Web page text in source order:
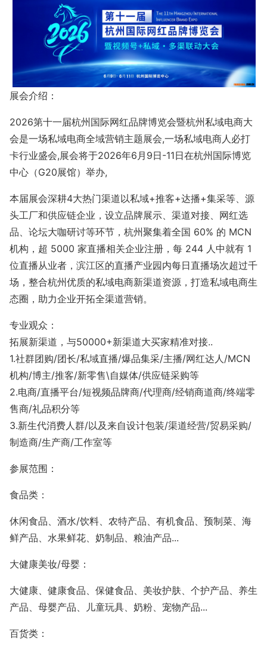
展会介绍：
2026第十一届杭州国际网红品牌博览会暨杭州私域电商大
会是一场私域电商全域营销主题展会,一场私域电商人必打
卡行业盛会,展会将于2026年6月 9日-11日在杭州国际博览
中心（G20展馆）举办,
本届展会深耕4大热门渠道以私域+推客+达播+集采等、源
头工厂和供应链企业，设立品牌展示、渠道对接、网红选
品、论坛大咖研讨等环节， 杭州聚集着全国 60% 的 MCN
机构，超 5000 家直播相关企业注册，每 244 人中就有 1
位直播从业者，滨江区的直播产业园内每日直播场次超过千
场 ， 整合杭州优质的私域电商新渠道资源，打造私域电商生
态圈，助力企业开拓全渠道营销。
专业观众 ：
拓展新渠道，与50000+新渠道大买家精准对接..
1.社群团购/团长/私域直播/爆品集采/主播/网红达人/MCN
机构/博主/推客/新零售\自媒体/供应链采购等
2.电商/直播平台/短视频品牌商/代理商/经销商道商/终端零
售商/礼品积分等
3.新生代消费人群/以及来自设计包装/渠道经营/贸易采购/
制造商/生产商/工作室等
参展范围：
食品类：
休闲食品、酒水/饮料、农特产品、有机食品、预制菜、海
鲜产品、水果鲜花、奶制品、粮油产品...
大健康美妆/母婴：
大健康、健康食品、保健食品、美妆护肤、个护产品、养生
产品、母婴产品、儿童玩具、奶粉、宠物产品...
百货类：